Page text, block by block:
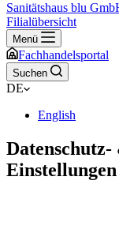
Sanitätshaus blu
Filialübersicht
Menü
Fachhandelsportal
Suchen
DE
English
Einstellungen